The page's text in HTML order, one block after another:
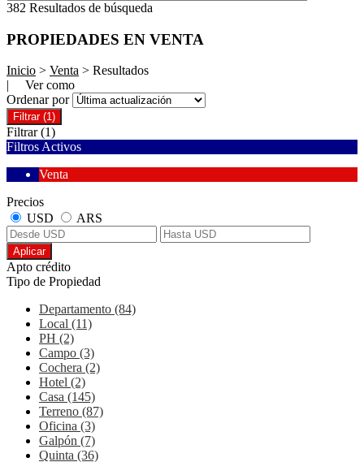
382 Resultados de búsqueda
PROPIEDADES EN VENTA
Inicio > Venta > Resultados
| Ver como
Ordenar por
Filtrar (1)
Filtrar (1)
Filtros Activos
Venta
Precios
USD
ARS
Aplicar
Apto crédito
Tipo de Propiedad
Departamento (84)
Local (11)
PH (2)
Campo (3)
Cochera (2)
Hotel (2)
Casa (145)
Terreno (87)
Oficina (3)
Galpón (7)
Quinta (36)